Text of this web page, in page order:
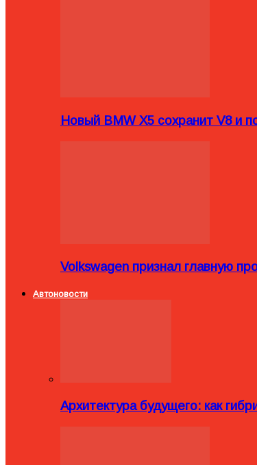
Новый BMW X5 сохранит V8 и
Volkswagen признал главную
Автоновости
Архитектура будущего: как